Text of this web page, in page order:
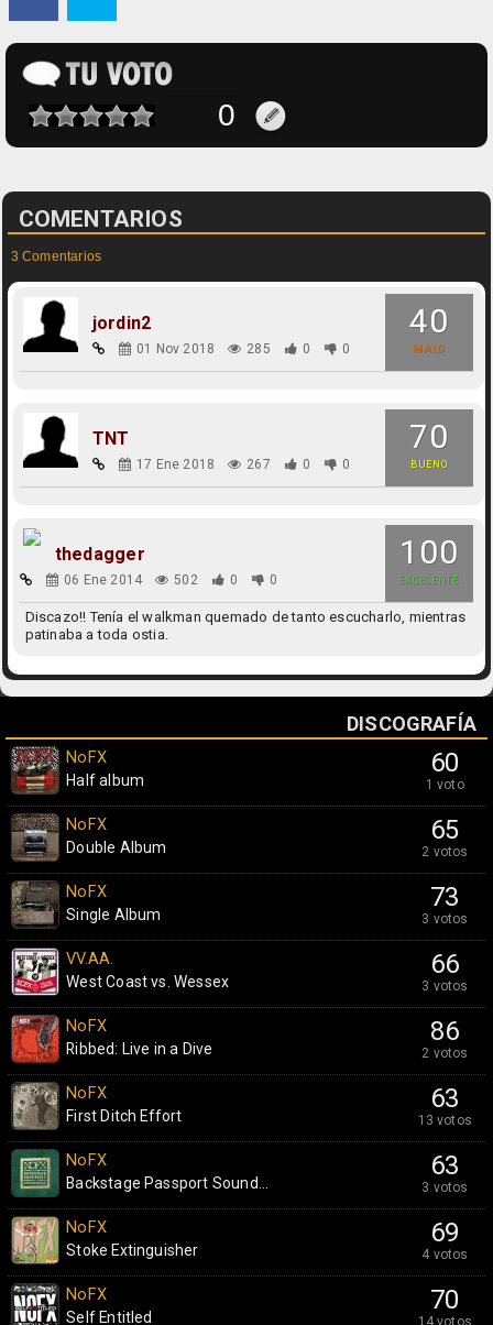
COMENTARIOS
3 Comentarios
40
MALO
jordin2
01 Nov 2018 285 0 0
70
BUENO
TNT
17 Ene 2018 267 0 0
100
EXCELENTE
thedagger
06 Ene 2014 502 0 0
Discazo!! Tenía el walkman quemado de tanto escucharlo, mientras
patinaba a toda ostia.
DISCOGRAFÍA
60
1 voto
NoFX
Half album
65
2 votos
NoFX
Double Album
73
3 votos
NoFX
Single Album
66
3 votos
VV.AA.
West Coast vs. Wessex
86
2 votos
NoFX
Ribbed: Live in a Dive
63
13 votos
NoFX
First Ditch Effort
63
3 votos
NoFX
Backstage Passport Sound...
69
4 votos
NoFX
Stoke Extinguisher
70
14 votos
NoFX
Self Entitled